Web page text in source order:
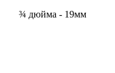
¾ дюйма - 19мм